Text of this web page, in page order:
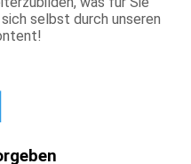
selbst durch unseren